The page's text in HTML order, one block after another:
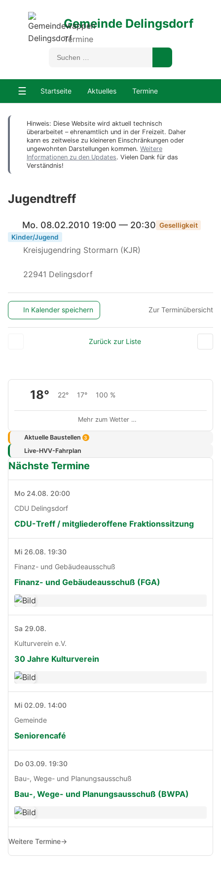
Gemeinde Delingsdorf
Termine
☰ Startseite Aktuelles Termine
Hinweis: Diese Website wird aktuell technisch
überarbeitet – ehrenamtlich und in der Freizeit. Daher
kann es zeitweise zu kleineren Einschränkungen oder
ungewohnten Darstellungen kommen. Weitere
Informationen zu den Updates. Vielen Dank für das
Verständnis!
Jugendtreff
Mo. 08.02.2010 19:00 — 20:30 Geselligkeit
Kinder/Jugend
Kreisjugendring Stormarn (KJR)
22941 Delingsdorf
In Kalender speichern Zur Terminübersicht
Zurück zur Liste
18° 22° 17° 100 %
Mehr zum Wetter …
Aktuelle Baustellen 3
Live-HVV-Fahrplan
Nächste Termine
Mo 24.08. 20:00
CDU Delingsdorf
CDU-Treff / mitgliederoffene Fraktionssitzung
Mi 26.08. 19:30
Finanz- und Gebäudeausschuß
Finanz- und Gebäudeausschuß (FGA)
Sa 29.08.
Kulturverein e.V.
30 Jahre Kulturverein
Mi 02.09. 14:00
Gemeinde
Seniorencafé
Do 03.09. 19:30
Bau-, Wege- und Planungsausschuß
Bau-, Wege- und Planungsausschuß (BWPA)
Weitere Termine→